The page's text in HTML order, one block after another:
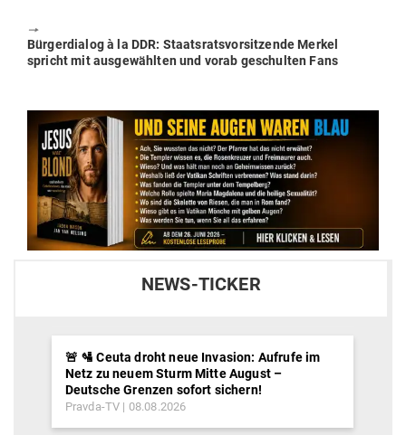
🠖
Next
post:
Bür­ger­dialog à la DDR: Staats­rats­vor­sit­zende Merkel
spricht mit aus­ge­wählten und vorab geschulten Fans
NEWS-TICKER
🚨 🛂 Ceuta droht neue Invasion: Aufrufe im
Netz zu neuem Sturm Mitte August –
Deutsche Grenzen sofort sichern!
Pravda-TV 08.08.2026